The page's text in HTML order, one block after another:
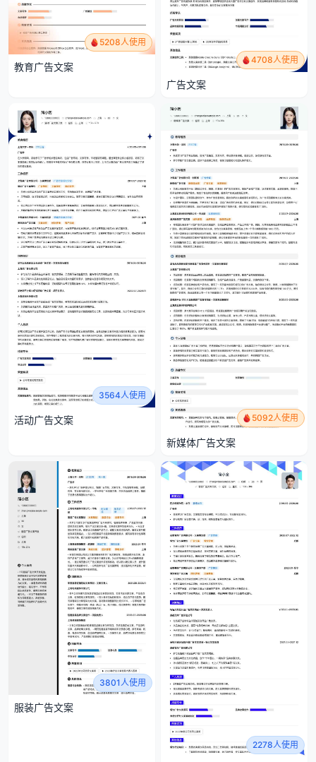
5208人使用
教育广告文案
4708人使用
广告文案
3564人使用
活动广告文案 5092人使用
新媒体广告文案
3801人使用
服装广告文案
2278人使用